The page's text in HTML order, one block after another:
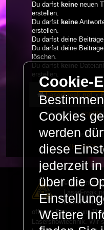
Du darfst keine neuen
erstellen.
Du darfst keine
erstellen.
Du darfst deine
Du darfst deine
löschen.
Du darfst keine
erstellen.
LaserFreak.net
Powered byphpBB
Deutsche
© Copyright
LaserFreak
offenes Forum zum
Lasershowtechnik. Wir
Cookie-
Cookies
werden
diese
jederzeit
über die
Weitere